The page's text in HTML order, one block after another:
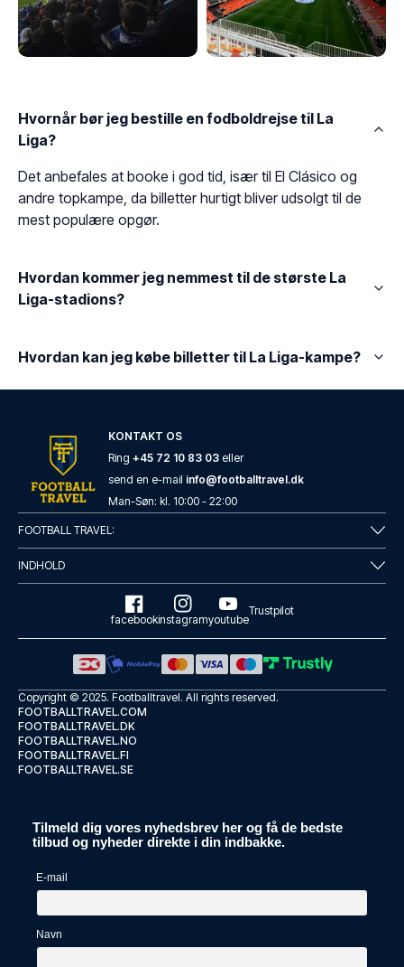
Hvornår bør jeg bestille en fodboldrejse til La
Liga?
Det anbefales at booke i god tid, især til El Clásico og
andre topkampe, da billetter hurtigt bliver udsolgt til de
mest populære opgør.
Hvordan kommer jeg nemmest til de største La
Liga-stadions?
Hvordan kan jeg købe billetter til La Liga-kampe?
KONTAKT OS
Ring +45 72 10 83 03 eller
send en e-mail info@footballtravel.dk
Man-Søn: kl. 10:00 - 22:00
FOOTBALL TRAVEL:
INDHOLD
facebookinstagramyoutube
Trustpilot
Copyright © 2025. Footballtravel. All rights reserved.
FOOTBALLTRAVEL.COM
FOOTBALLTRAVEL.DK
FOOTBALLTRAVEL.NO
FOOTBALLTRAVEL.FI
FOOTBALLTRAVEL.SE
Tilmeld dig vores nyhedsbrev her og få de bedste
tilbud og nyheder direkte i din indbakke.
E-mail
Navn